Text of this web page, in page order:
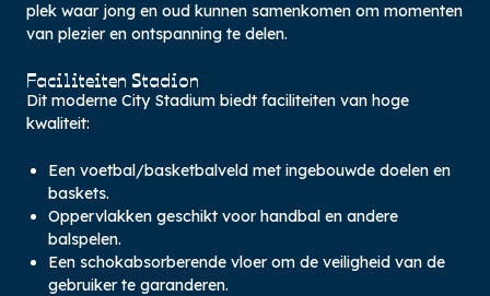
plek waar jong en oud kunnen samenkomen om momenten
van plezier en ontspanning te delen.
Faciliteiten Stadion
Dit moderne City Stadium biedt faciliteiten van hoge
kwaliteit:
Een voetbal/basketbalveld met ingebouwde doelen en
baskets.
Oppervlakken geschikt voor handbal en andere
balspelen.
Een schokabsorberende vloer om de veiligheid van de
gebruiker te garanderen.